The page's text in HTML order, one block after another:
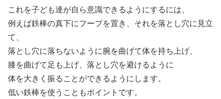
これを子ども達が自ら意識できるようにするには、
例えば鉄棒の真下にフープを置き、それを落とし穴に見立
て、
落とし穴に落ちないように腕を曲げて体を持ち上げ、
膝を曲げて足も上げ、落とし穴を避けるように
体を大きく振ることができるようにします。
低い鉄棒を使うこともポイントです。